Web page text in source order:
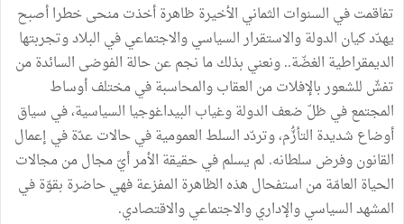
تفاقمت في السنوات الثماني الأخيرة ظاهرة أخذت منحى خطرا أصبح
يهدّد كيان الدولة والاستقرار السياسي والاجتماعي في البلاد وتجربتها
الديمقراطية الغضّة.. ونعني بذلك ما نجم عن حالة الفوضى السائدة من
تفشّ للشعور بالإفلات من العقاب والمحاسبة في مختلف أوساط
المجتمع في ظلّ ضعف الدولة وغياب البيداغوجيا السياسية، في سياق
أوضاع شديدة التأزُّم، وتردّد السلط العمومية في حالات عدّة في إعمال
القانون وفرض سلطانه. لم يسلم في حقيقة الأمر أيّ مجال من مجالات
الحياة العامّة من استفحال هذه الظاهرة المفزعة فهي حاضرة بقوّة في
المشهد السياسي والإداري والاجتماعي والاقتصادي.